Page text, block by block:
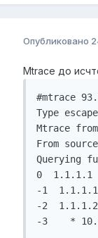
Опубликовано
Mtrace до
#mtrace
Type
Mtrace
From
Querying
0  1.1.1.1
-1  1.1.1.1
-2
-3    *